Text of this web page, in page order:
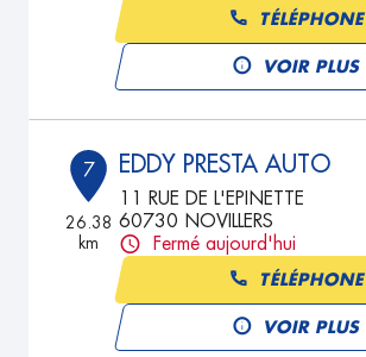
TÉLÉPHONE
VOIR PLUS
7
26.38
km
EDDY PRESTA AUTO
11 RUE DE L'EPINETTE
60730 NOVILLERS
Fermé aujourd'hui
TÉLÉPHONE
VOIR PLUS